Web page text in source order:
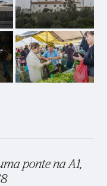
ponte na A1,